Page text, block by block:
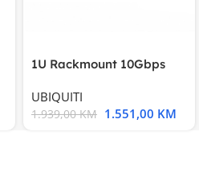
1U Rackmount 10Gbps
UBIQUITI
1.939,00KM 1.551,00 KM